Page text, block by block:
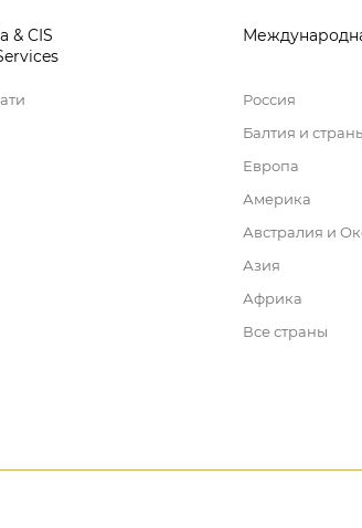
& CIS
Россия
Балтия и
Европа
Америка
Австралия и
Азия
Африка
Все страны